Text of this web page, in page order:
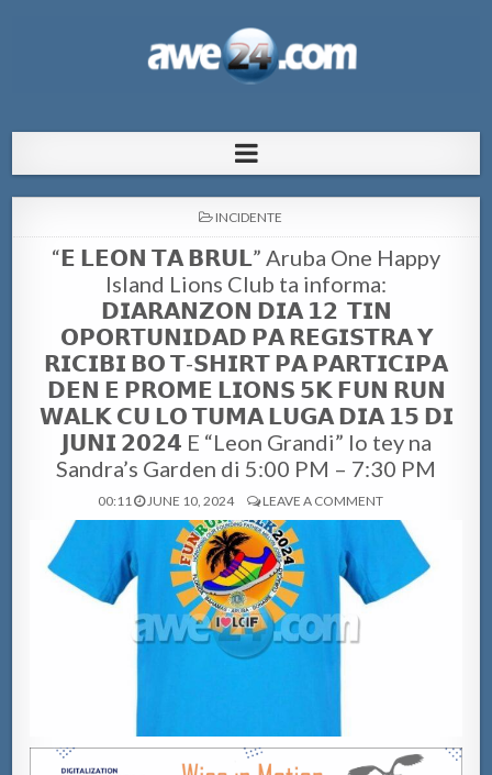
pa Aruba
POSTED
INCIDENTE
“𝗘 𝗟𝗘𝗢𝗡 𝗧𝗔 𝗕𝗥𝗨𝗟” Aruba One Happy
Island Lions Club ta informa:
𝗗𝗜𝗔𝗥𝗔𝗡𝗭𝗢𝗡 𝗗𝗜𝗔 𝟭𝟮 𝗧𝗜𝗡
𝗢𝗣𝗢𝗥𝗧𝗨𝗡𝗜𝗗𝗔𝗗 𝗣𝗔 𝗥𝗘𝗚𝗜𝗦𝗧𝗥𝗔 𝗬
𝗥𝗜𝗖𝗜𝗕𝗜 𝗕𝗢 𝗧-𝗦𝗛𝗜𝗥𝗧 𝗣𝗔 𝗣𝗔𝗥𝗧𝗜𝗖𝗜𝗣𝗔
𝗗𝗘𝗡 𝗘 𝗣𝗥𝗢𝗠𝗘 𝗟𝗜𝗢𝗡𝗦 𝟱𝗞 𝗙𝗨𝗡 𝗥𝗨𝗡
𝗪𝗔𝗟𝗞 𝗖𝗨 𝗟𝗢 𝗧𝗨𝗠𝗔 𝗟𝗨𝗚𝗔 𝗗𝗜𝗔 𝟭𝟱 𝗗𝗜
𝗝𝗨𝗡𝗜 𝟮𝟬𝟮𝟰 E “Leon Grandi” lo tey na
Sandra’s Garden di 5:00 PM – 7:30 PM
00:11 JUNE 10, 2024 LEAVE A COMMENT